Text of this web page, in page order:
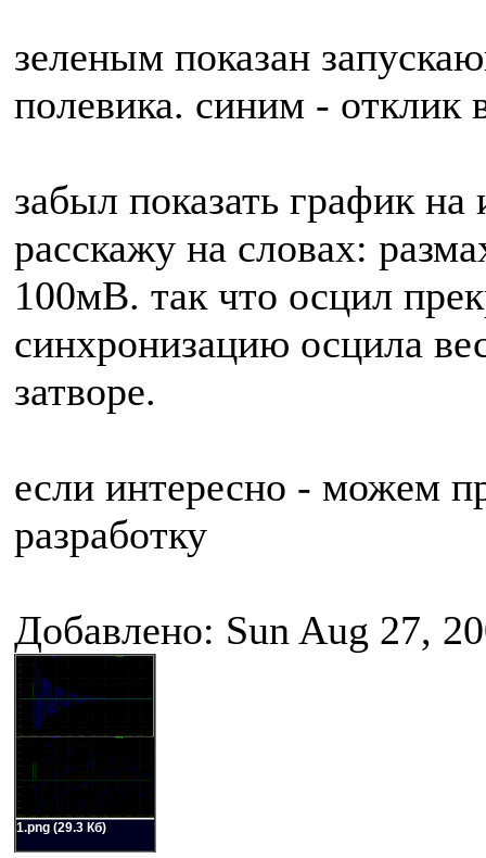
зеленым показан
полевика. синим - отклик
забыл показать график
расскажу на словах:
100мВ. так что осцил
синхронизацию осцила
затворе.
если интересно - можем
разработку
Добавлено: Sun Aug 27,
1.png (29.3 Кб)